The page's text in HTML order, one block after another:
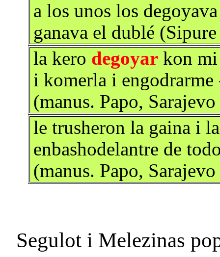
a los unos los
ganava el dublé
la kero degoyar kon
i komerla i
(manus. Papo,
le trusheron la gaina i
enbashodelantre de
(manus. Papo,